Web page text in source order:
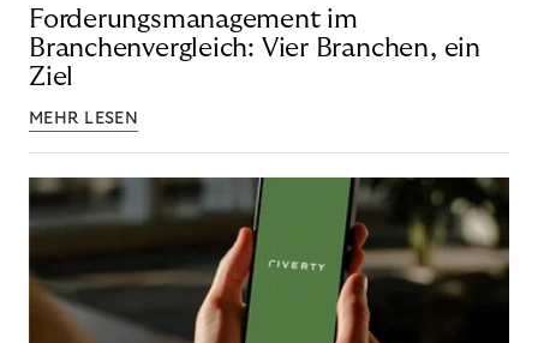
Forderungsmanagement im
Branchenvergleich: Vier Branchen, ein
Ziel
MEHR LESEN